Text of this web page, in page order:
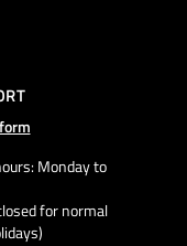
Monday to
for normal